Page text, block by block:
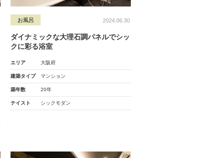
お風呂 2024.06.30
ダイナミックな大理石調パネルでシッ
クに彩る浴室
エリア 大阪府
建築タイプ マンション
築年数 20年
テイスト シックモダン